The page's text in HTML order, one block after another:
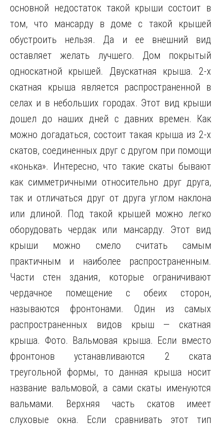
основной недостаток такой крыши состоит в
том, что мансарду в доме с такой крышей
обустроить нельзя. Да и ее внешний вид
оставляет желать лучшего. Дом покрытый
односкатной крышей. Двускатная крыша. 2-х
скатная крыша является распространенной в
селах и в небольших городах. Этот вид крыши
дошел до наших дней с давних времен. Как
можно догадаться, состоит такая крыша из 2-х
скатов, соединенных друг с другом при помощи
«конька». Интересно, что такие скаты бывают
как симметричными относительно друг друга,
так и отличаться друг от друга углом наклона
или длиной. Под такой крышей можно легко
оборудовать чердак или мансарду. Этот вид
крыши можно смело считать самым
практичным и наиболее распространенным.
Части стен здания, которые ограничивают
чердачное помещение с обеих сторон,
называются фронтонами. Один из самых
распространенных видов крыш — скатная
крыша. Фото. Вальмовая крыша. Если вместо
фронтонов устанавливаются 2 ската
треугольной формы, то данная крыша носит
название вальмовой, а сами скаты именуются
вальмами. Верхняя часть скатов имеет
слуховые окна. Если сравнивать этот тип